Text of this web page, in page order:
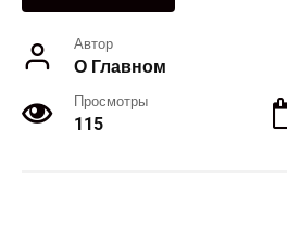
Автор
О Главном
Просмотры
115